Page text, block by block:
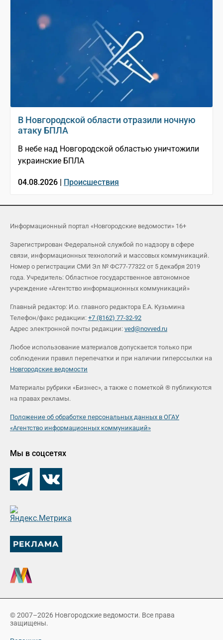
В Новгородской области отразили ночную
атаку БПЛА
В небе над Новгородской областью уничтожили
украинские БПЛА
04.08.2026 | Происшествия
Информационный портал «Новгородские ведомости» 16+
Зарегистрирован Федеральной службой по надзору в сфере
связи, информационных технологий и массовых коммуникаций.
Номер о регистрации СМИ Эл № ФС77-77322 от 5 декабря 2019
года. Учредитель: Областное государственное автономное
учреждение «Агентство информационных коммуникаций»
Главный редактор: И.о. главного редактора Е.А. Кузьмина
Телефон/факс редакции: +7 (8162) 77-32-92
Адрес электронной почты редакции: ved@novved.ru
Любое использование материалов допускается только при
соблюдении правил перепечатки и при наличии гиперссылки на
Новгородские ведомости
Материалы рубрики «Бизнес», а также с пометкой ® публикуются
на правах рекламы.
Положение об обработке персональных данных в ОГАУ
«Агентство информационных коммуникаций»
Мы в соцсетях
© 2007–2026 Новгородские ведомости. Все права
защищены.